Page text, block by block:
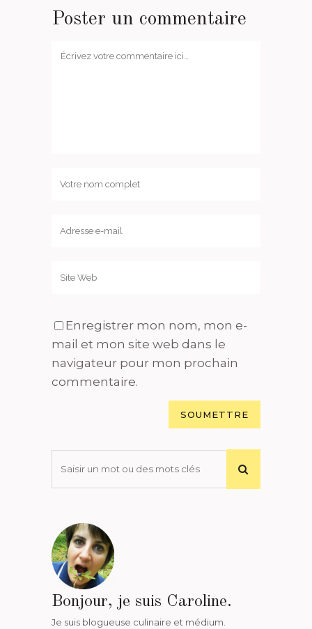
Poster un commentaire
Enregistrer mon nom, mon e-
mail et mon site web dans le
navigateur pour mon prochain
commentaire.
Bonjour, je suis Caroline.
Je suis blogueuse culinaire et médium.